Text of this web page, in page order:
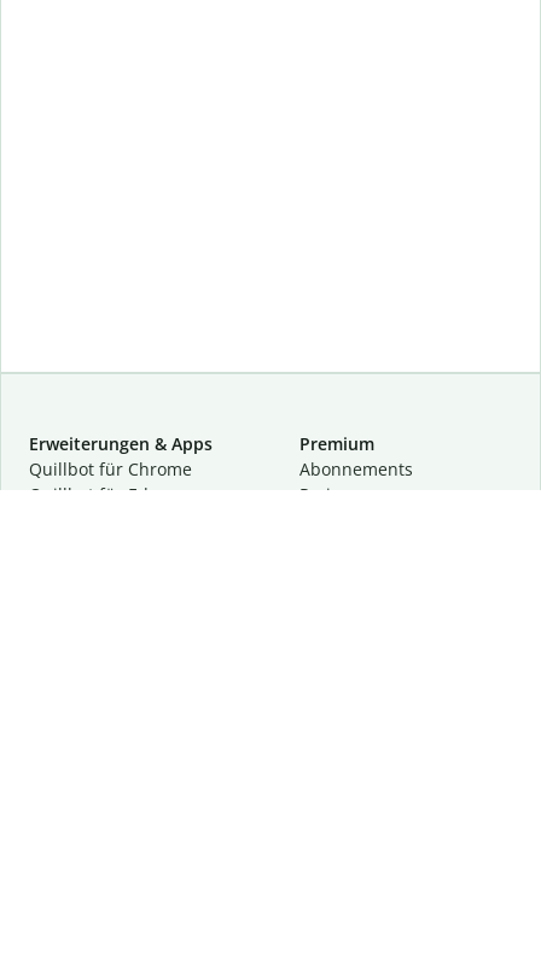
Erweiterungen & Apps
Quillbot für Chrome
Quillbot für Edge
Premium
Abon­ne­ments
Preise